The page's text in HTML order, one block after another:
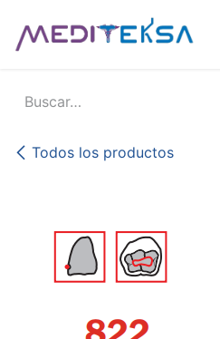
Todos los productos